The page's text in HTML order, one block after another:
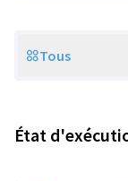
Scope
Tous
État